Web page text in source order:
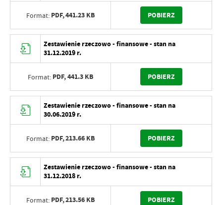
Format: PDF,441.23 KB POBIERZ
Zestawienie rzeczowo - finansowe - stan na
31.12.2019 r.
Format: PDF,441.3 KB POBIERZ
Zestawienie rzeczowo - finansowe - stan na
30.06.2019 r.
Format: PDF,213.66 KB POBIERZ
Zestawienie rzeczowo - finansowe - stan na
31.12.2018 r.
Format: PDF,213.56 KB POBIERZ